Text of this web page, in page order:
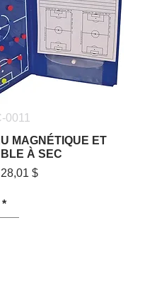
0011
MAGNÉTIQUE ET
À SEC
28,01 $Prix
*